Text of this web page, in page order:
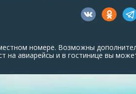
номере. Возможны
на авиарейсы и в гостинице вы